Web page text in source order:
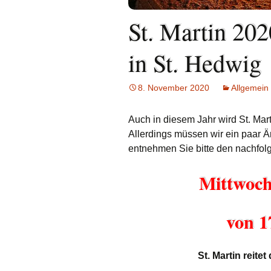
Links
Oekum.
2021
Prävention
Limburg
St. Martin
in St. Hedwig
8. November 2020 Allgemein
Auch in diesem Jahr wird St.
Allerdings müssen wir ein paar
entnehmen Sie bitte den
von
St. Martin